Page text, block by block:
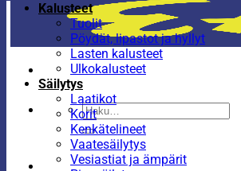
Etsi:
Kalusteet
Tuolit
Pöydät, lipastot ja hyllyt
Lasten kalusteet
Ulkokalusteet
Säilytys
Laatikot
Korit
Kenkätelineet
Vaatesäilytys
Vesiastiat ja ämpärit